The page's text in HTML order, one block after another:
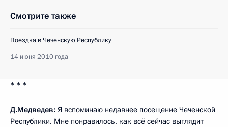
Смотрите также
Поездка в Чеченскую Республику
14 июня 2010 года
* * *
Д.Медведев: Я вспоминаю недавнее посещение Чеченской
Республики. Мне понравилось, как всё сейчас выглядит